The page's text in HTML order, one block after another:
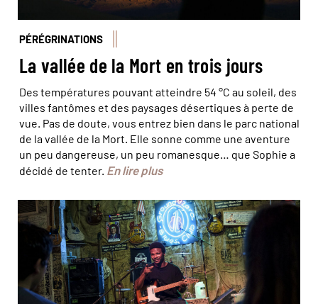
PÉRÉGRINATIONS
La vallée de la Mort en trois jours
Des températures pouvant atteindre 54 °C au soleil, des
villes fantômes et des paysages désertiques à perte de
vue. Pas de doute, vous entrez bien dans le parc national
de la vallée de la Mort. Elle sonne comme une aventure
un peu dangereuse, un peu romanesque… que Sophie a
décidé de tenter. En lire plus
Concert de blues au club Ground Zero © Simon
Lambert/Haytham/Réa